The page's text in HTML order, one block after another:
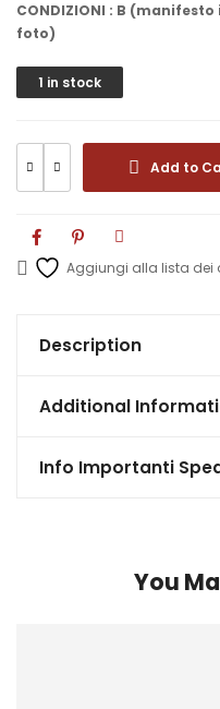
CONDIZIONI : B
foto)
1 in stock
Add to
Aggiungi alla lista dei
Description
Additional
Info Importanti
You